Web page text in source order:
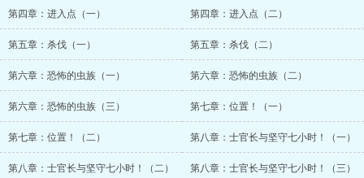
第四章：进入点（一） 第四章：进入点（二）
第五章：杀伐（一） 第五章：杀伐（二）
第六章：恐怖的虫族（一） 第六章：恐怖的虫族（二）
第六章：恐怖的虫族（三） 第七章：位置！（一）
第七章：位置！（二） 第八章：士官长与坚守七小时！（一）
第八章：士官长与坚守七小时！（二） 第八章：士官长与坚守七小时！（三）